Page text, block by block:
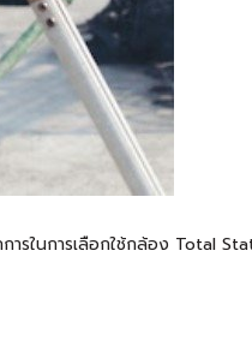
รในการเลือกใช้กล้อง Total